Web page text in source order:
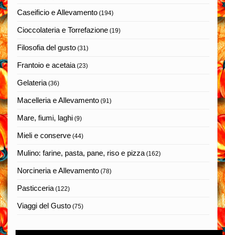
Caseificio e Allevamento (194)
Cioccolateria e Torrefazione (19)
Filosofia del gusto (31)
Frantoio e acetaia(23)
Gelateria(36)
Macelleria e Allevamento (91)
Mare, fiumi, laghi (9)
Mieli e conserve (44)
Mulino: farine, pasta, pane, riso e pizza(162)
Norcineria e Allevamento (78)
Pasticceria(122)
Viaggi del Gusto (75)